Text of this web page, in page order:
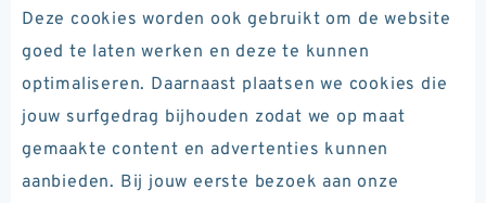
Deze cookies worden ook gebruikt om de website
goed te laten werken en deze te kunnen
optimaliseren. Daarnaast plaatsen we cookies die
jouw surfgedrag bijhouden zodat we op maat
gemaakte content en advertenties kunnen
aanbieden. Bij jouw eerste bezoek aan onze